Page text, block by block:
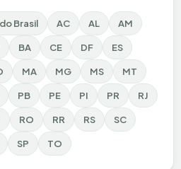
Brasil AC AL AM
BA CE DF ES
MA MG MS MT
PB PE PI PR RJ
RO RR RS SC
SP TO